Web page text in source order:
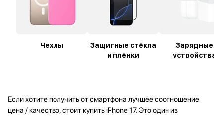
Чехлы
Защитные стёкла
и плёнки
Зарядные
устройства
Если хотите получить от смартфона лучшее соотношение
цена / качество, стоит купить iPhone 17. Это один из